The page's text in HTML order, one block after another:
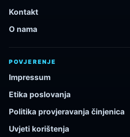
Kontakt
O nama
POVJERENJE
Impressum
Etika poslovanja
Politika provjeravanja činjenica
Uvjeti korištenja